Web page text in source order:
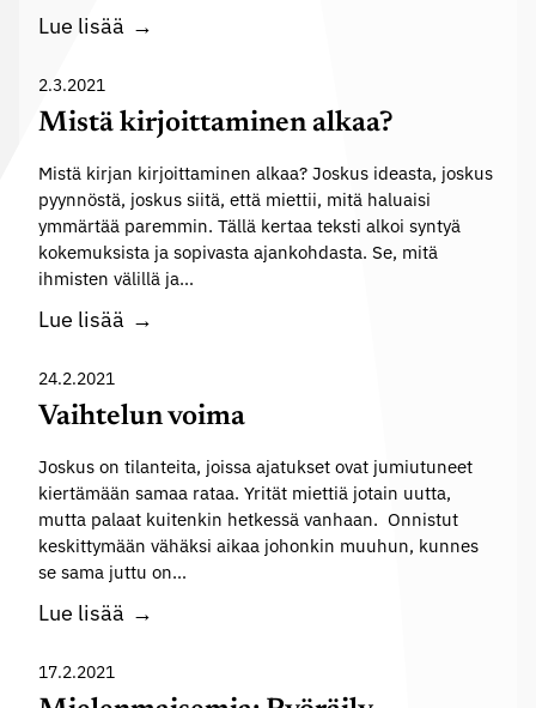
i
l
j
i
a
:
A
i
k
a
Lue lisää
v
h
t
i
m
s
n
v
o
i
m
a
Mistä kirjoittaminen alkaa?
2.3.2021
Mistä kirjan kirjoittaminen alkaa? Joskus ideasta, joskus
pyynnöstä, joskus siitä, että miettii, mitä haluaisi
ymmärtää paremmin. Tällä kertaa teksti alkoi syntyä
kokemuksista ja sopivasta ajankohdasta. Se, mitä
ihmisten välillä ja…
Lue lisää M
t
k
i
r
j
i
Vaihtelun voima
24.2.2021
Joskus on tilanteita, joissa ajatukset ovat jumiutuneet
kiertämään samaa rataa. Yrität miettiä jotain uutta,
mutta palaat kuitenkin hetkessä vanhaan. Onnistut
keskittymään vähäksi aikaa johonkin muuhun, kunnes
se sama juttu on…
Lue lisää V
17.2.2021